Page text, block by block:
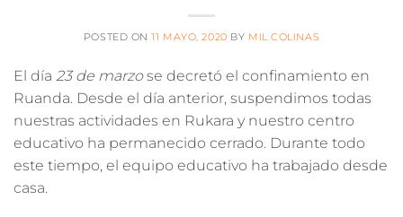
POSTED ON11 MAYO, 2020 BY MIL COLINAS
El día 23 de marzose decretó el confinamiento en
Ruanda. Desde el día anterior, suspendimos todas
nuestras actividades en Rukara y nuestro centro
educativo ha permanecido cerrado. Durante todo
este tiempo, el equipo educativo ha trabajado desde
casa.